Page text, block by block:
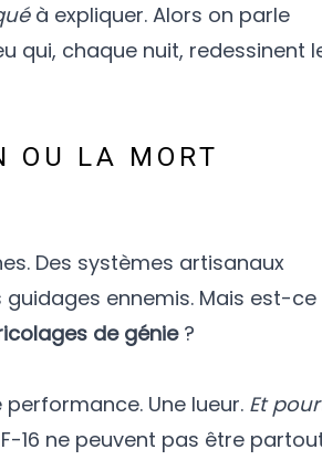
à expliquer. Alors on parle
qui, chaque nuit, redessinent
OU LA MORT
Des systèmes artisanaux
ennemis. Mais est-ce
de génie?
Une lueur. Et
16 ne peuvent pas être